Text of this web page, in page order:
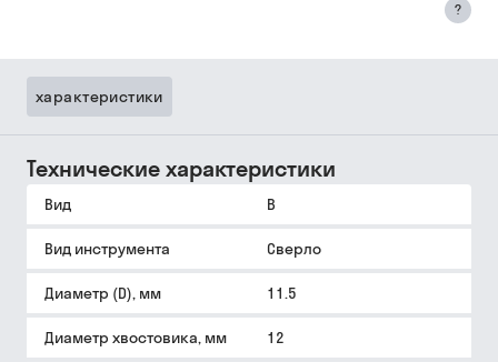
?
характеристики
Технические характеристики
Вид B
Вид инструмента Сверло
Диаметр (D), мм 11.5
Диаметр хвостовика, мм 12